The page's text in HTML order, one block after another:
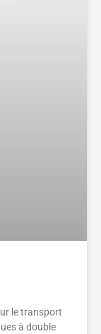
le transport
à double